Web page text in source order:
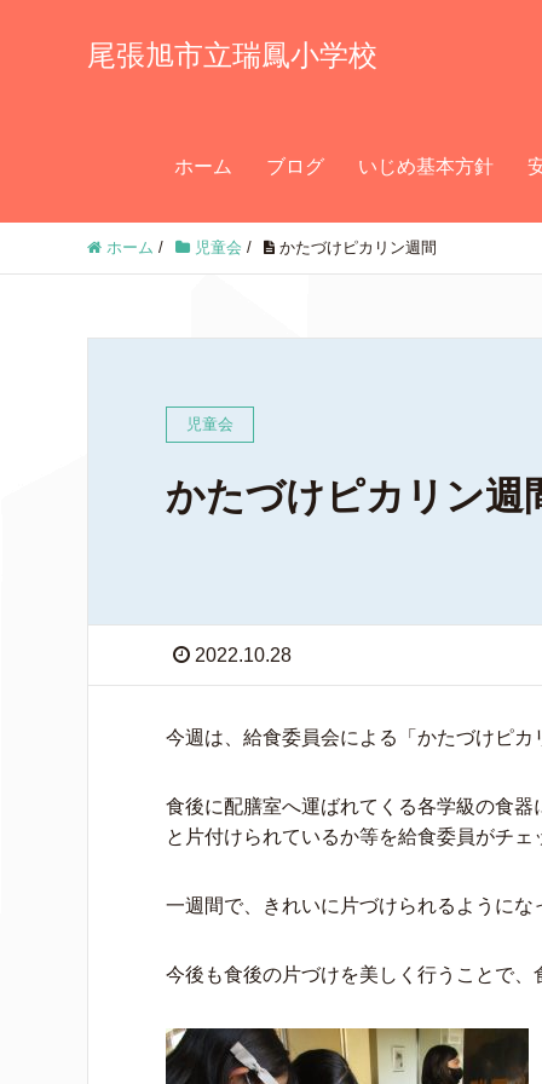
尾張旭市立瑞鳳小学校
ホーム ブログ いじめ基本方針
ホーム / 児童会 / かたづけピカリン週間
児童会
かたづけピカリン週
2022.10.28
今週は、給食委員会による「かたづけピカ
食後に配膳室へ運ばれてくる各学級の食
と片付けられているか等を給食委員がチェ
一週間で、きれいに片づけられるようにな
今後も食後の片づけを美しく行うことで